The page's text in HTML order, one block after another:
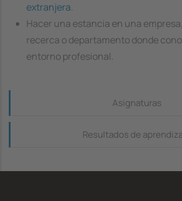
extranjera.
Hacer una estancia en una
recerca o departamento donde
entorno profesional.
Continguts_dretaAsignaturas
Resultados de